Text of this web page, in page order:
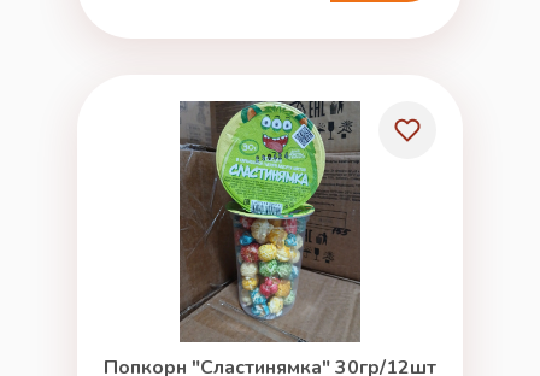
Попкорн "Сластинямка" 30гр/12шт